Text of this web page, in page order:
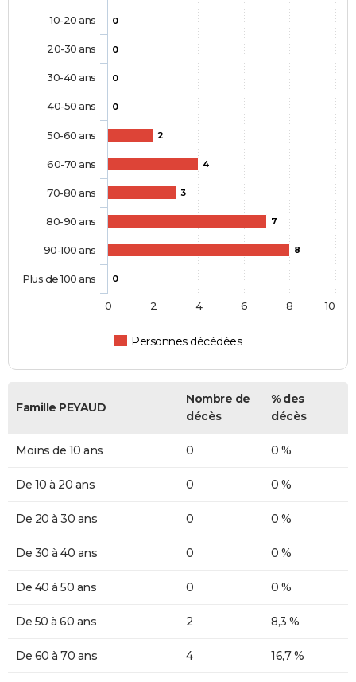
0
0
0
0
2
4
3
7
8
0
Personnes décédées
10-20 ans
20-30 ans
30-40 ans
40-50 ans
50-60 ans
60-70 ans
70-80 ans
80-90 ans
90-100 ans
Plus de 100 ans
0 2 4 6 8 10
Famille PEYAUD
Nombre de
décès
% des
décès
Moins de 10 ans 0 0 %
De 10 à 20 ans 0 0 %
De 20 à 30 ans 0 0 %
De 30 à 40 ans 0 0 %
De 40 à 50 ans 0 0 %
De 50 à 60 ans 2 8,3 %
De 60 à 70 ans 4 16,7 %